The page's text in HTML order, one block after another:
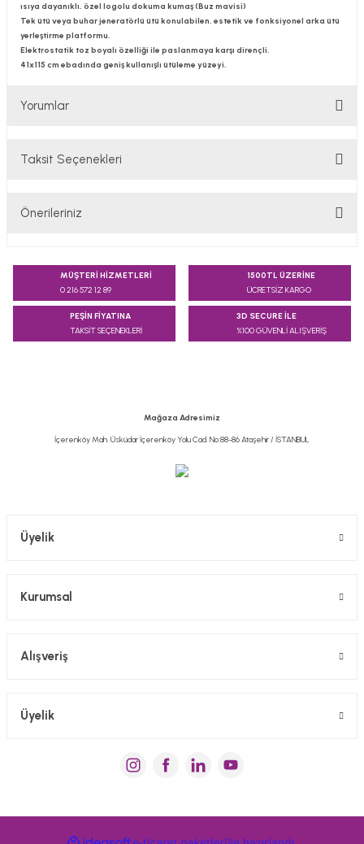
ısıya dayanıklı, özel logolu dokuma kumaş (Buz mavisi)
Tek ütü veya buhar jeneratörlü ütü konulabilen, estetik ve fonksiyonel arka ütü
yerleştirme platformu.
Elektrostatik toz boyalı özelliği ile paslanmaya karşı dirençli.
41x115 cm ebadında geniş kullanışlı ütüleme yüzeyi.
Yorumlar
Taksit Seçenekleri
Önerileriniz
konularda yetersiz gördüğünüz noktaları öneri formunu
kullanarak tarafımıza iletebilirsiniz.
Ürün resmi kalitesiz, bozuk veya görüntülenemiyor.
MÜŞTERİ HİZMETLERİ
0 216 572 12 89
1500TL ÜZERİNE
ÜCRETSİZ KARGO
PEŞİN FİYATINA
TAKSİT SEÇENEKLERİ
3D SECURE İLE
%100 GÜVENLİ ALIŞVERİŞ
Mağaza Adresimiz
İçerenköy Mah. Üsküdar İçerenköy Yolu Cad. No:88-86 Ataşehir / İSTANBUL
Üyelik
Kurumsal
Alışveriş
Üyelik